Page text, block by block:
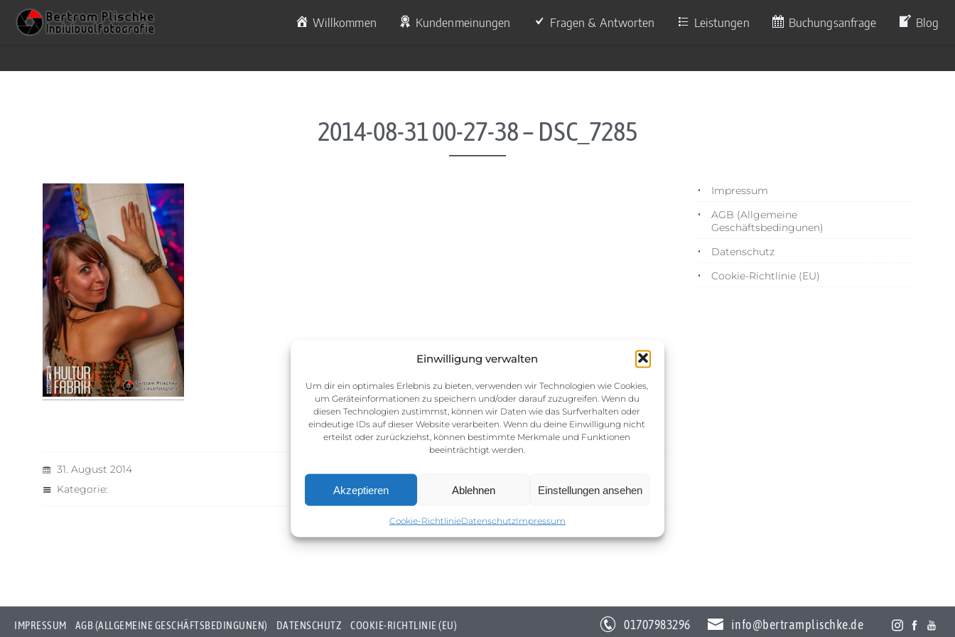
Einwilligung verwalten
Um dir ein optimales Erlebnis zu bieten, verwenden wir Technologien wie Cookies,
um Geräteinformationen zu speichern und/oder darauf zuzugreifen. Wenn du
diesen Technologien zustimmst, können wir Daten wie das Surfverhalten oder
eindeutige IDs auf dieser Website verarbeiten. Wenn du deine Einwilligung nicht
erteilst oder zurückziehst, können bestimmte Merkmale und Funktionen
beeinträchtigt werden.
Akzeptieren Ablehnen Einstellungen ansehen
Cookie-RichtlinieDatenschutzImpressum
Skip to content Willkommen Kundenmeinungen Fragen & Antworten Leistungen Buchungsanfrage Blog
2014-08-31 00-27-38 – DSC_7285
31. August 2014
Kategorie:
Impressum
AGB (Allgemeine
Geschäftsbedingunen)
Datenschutz
Cookie-Richtlinie (EU)
IMPRESSUM AGB (ALLGEMEINE GESCHÄFTSBEDINGUNEN) DATENSCHUTZ COOKIE-RICHTLINIE (EU) 01707983296 info@bertramplischke.de